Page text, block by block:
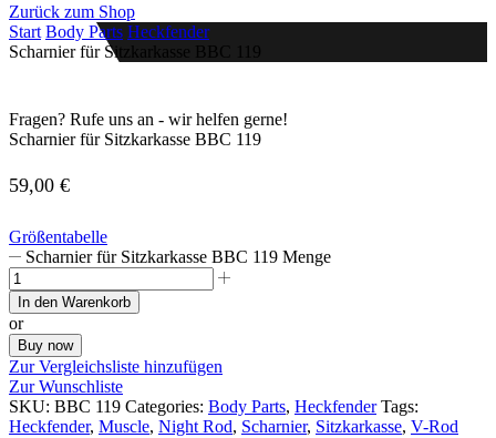
Zurück zum Shop
Start Body Parts Heckfender
Scharnier für Sitzkarkasse BBC 119
Fragen? Rufe uns an - wir helfen gerne!
Scharnier für Sitzkarkasse BBC 119
59,00 €
Größentabelle
Scharnier für Sitzkarkasse BBC 119 Menge
In den Warenkorb
or
Buy now
Zur Vergleichsliste hinzufügen
Zur Wunschliste
SKU: BBC 119 Categories: Body Parts, Heckfender Tags:
Heckfender, Muscle, Night Rod, Scharnier, Sitzkarkasse, V-Rod